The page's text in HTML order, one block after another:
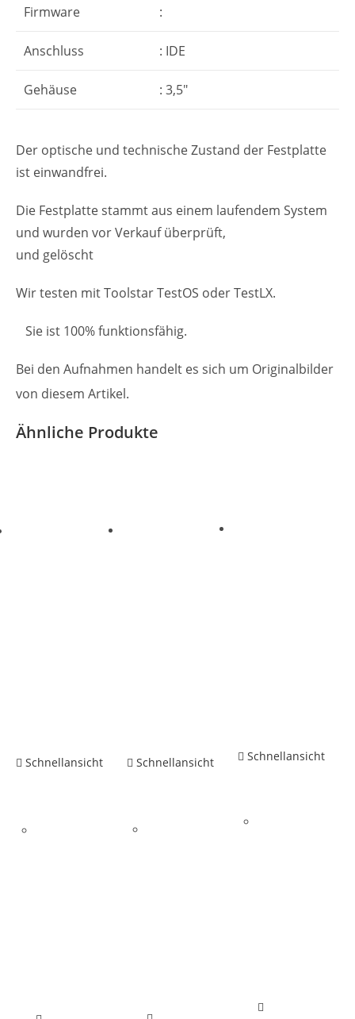
Firmware :
Anschluss : IDE
Gehäuse : 3,5″
Der optische und technische Zustand der Festplatte
ist einwandfrei.
Die Festplatte stammt aus einem laufendem System
und wurden vor Verkauf überprüft,
und gelöscht
Wir testen mit Toolstar TestOS oder TestLX.
Sie ist 100% funktionsfähig.
Bei den Aufnahmen handelt es sich um Originalbilder
von diesem Artikel.
Ähnliche Produkte
Schnellansicht Schnellansicht Schnellansicht